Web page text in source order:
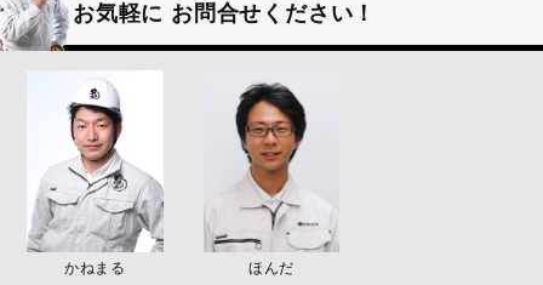
お気軽に お問合せください！
かねまる ほんだ